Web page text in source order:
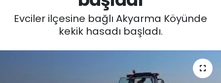
Evciler ilçesine bağlı Akyarma Köyünde
kekik hasadı başladı.
SİYASET
Süper Lig Puan Durumu ve Fikstür
Tüm Manşetler